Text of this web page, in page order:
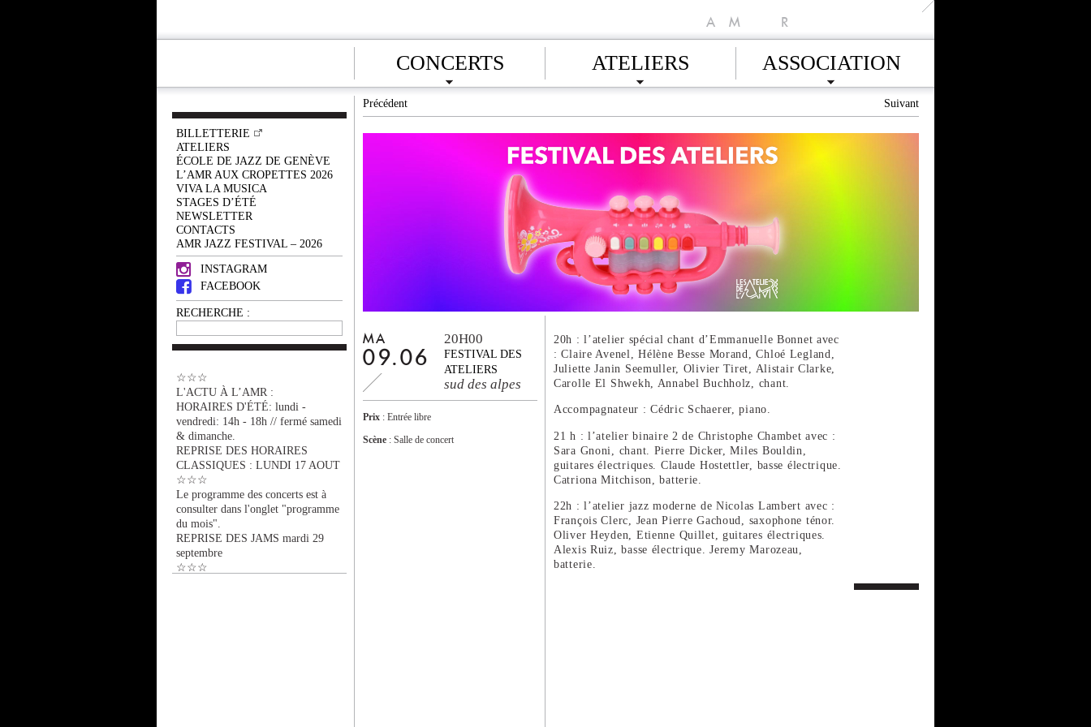
A M R
CONCERTS ATELIERS ASSOCIATION
BILLETTERIE
ATELIERS
ÉCOLE DE JAZZ DE GENÈVE
L’AMR AUX CROPETTES 2026
VIVA LA MUSICA
STAGES D’ÉTÉ
NEWSLETTER
CONTACTS
AMR JAZZ FESTIVAL – 2026
INSTAGRAM
FACEBOOK
RECHERCHE :
☆☆☆
L'ACTU À L’AMR :
HORAIRES D'ÉTÉ: lundi -
vendredi: 14h - 18h // fermé samedi
& dimanche.
REPRISE DES HORAIRES
CLASSIQUES : LUNDI 17 AOUT
☆☆☆
Le programme des concerts est à
consulter dans l'onglet "programme
du mois".
REPRISE DES JAMS mardi 29
septembre
☆☆☆
Précédent Suivant
MA
09.06
20H00
FESTIVAL DES
ATELIERS
sud des alpes
Prix : Entrée libre
Scène : Salle de concert
20h : l’atelier spécial chant d’Emmanuelle Bonnet avec
: Claire Avenel, Hélène Besse Morand, Chloé Legland,
Juliette Janin Seemuller, Olivier Tiret, Alistair Clarke,
Carolle El Shwekh, Annabel Buchholz, chant.
Accompagnateur : Cédric Schaerer, piano.
21 h : l’atelier binaire 2 de Christophe Chambet avec :
Sara Gnoni, chant. Pierre Dicker, Miles Bouldin,
guitares électriques. Claude Hostettler, basse électrique.
Catriona Mitchison, batterie.
22h : l’atelier jazz moderne de Nicolas Lambert avec :
François Clerc, Jean Pierre Gachoud, saxophone ténor.
Oliver Heyden, Etienne Quillet, guitares électriques.
Alexis Ruiz, basse électrique. Jeremy Marozeau,
batterie.